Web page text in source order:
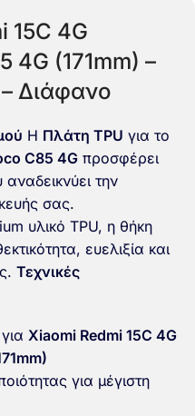
15C 4G
4G (171mm) –
Διάφανο
Η Πλάτη TPU για το
C85 4G προσφέρει
την
σας.
υλικό TPU, η θήκη
ευελιξία και
Τεχνικές
Xiaomi Redmi 15C 4G
για μέγιστη